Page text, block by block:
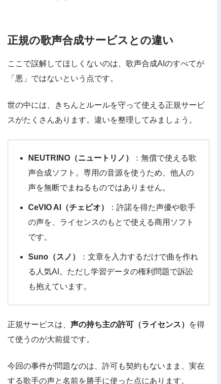
正規の歌声合成サービスとの違い
ここで誤解してほしくないのは、歌声合成AIのすべてが
「悪」ではないという点です。
世の中には、きちんとルールを守って使える正規サービ
スがたくさんあります。違いを整理してみましょう。
NEUTRINO（ニュートリノ）
：無償で使える歌
声合成ソフト。専用の音源を使うため、他人の
声を無断でまねるものではありません。
CeVIO AI（チェビオ）
：許諾を得た声優や歌手
の声を、ライセンスのもとで使える商用ソフト
です。
Suno（スノ）
：文章を入力するだけで曲を作れ
る人気AI。ただし学習データの権利問題で訴訟
も抱えています。
正規サービスは、 声の持ち主の許可（ライセンス）
を得
て使うのが大前提です。
今回の事件が問題なのは、許可も契約もないまま、実在
する歌手の声と名前を勝手に使った点にあります。